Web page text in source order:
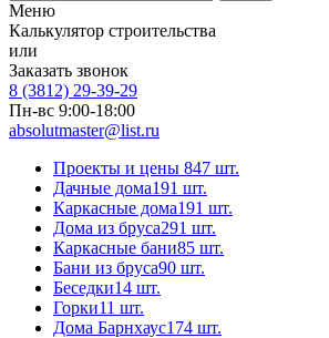
Меню
Калькулятор строительства
или
Заказать звонок
8 (3812) 29-39-29
Пн-вс 9:00-18:00
absolutmaster@list.ru
Проекты и цены 847 шт.
Дачные дома191 шт.
Каркасные дома191 шт.
Дома из бруса291 шт.
Каркасные бани85 шт.
Бани из бруса90 шт.
Беседки14 шт.
Горки11 шт.
Дома Барнхаус174 шт.